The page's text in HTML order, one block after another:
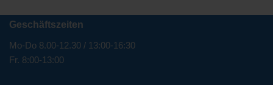
Geschäftszeiten
Mo-Do 8.00-12.30 / 13:00-16:30
Fr. 8:00-13:00